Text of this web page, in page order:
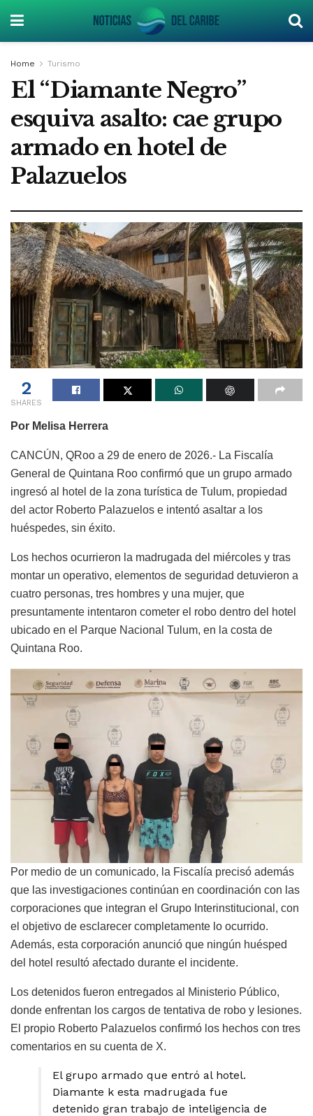
Home Turismo
El “Diamante Negro”
esquiva asalto: cae grupo
armado en hotel de
Palazuelos
2
SHARES
Por Melisa Herrera
CANCÚN, QRoo a 29 de enero de 2026.- La Fiscalía
General de Quintana Roo confirmó que un grupo armado
ingresó al hotel de la zona turística de Tulum, propiedad
del actor Roberto Palazuelos e intentó asaltar a los
huéspedes, sin éxito.
Los hechos ocurrieron la madrugada del miércoles y tras
montar un operativo, elementos de seguridad detuvieron a
cuatro personas, tres hombres y una mujer, que
presuntamente intentaron cometer el robo dentro del hotel
ubicado en el Parque Nacional Tulum, en la costa de
Quintana Roo.
Por medio de un comunicado, la Fiscalía precisó además
que las investigaciones continúan en coordinación con las
corporaciones que integran el Grupo Interinstitucional, con
el objetivo de esclarecer completamente lo ocurrido.
Además, esta corporación anunció que ningún huésped
del hotel resultó afectado durante el incidente.
Los detenidos fueron entregados al Ministerio Público,
donde enfrentan los cargos de tentativa de robo y lesiones.
El propio Roberto Palazuelos confirmó los hechos con tres
comentarios en su cuenta de X.
El grupo armado que entró al hotel.
Diamante k esta madrugada fue
detenido gran trabajo de inteligencia de